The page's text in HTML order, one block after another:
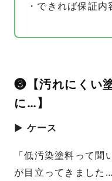
・できれば保証
❸【汚れにくい
に…】
▶ ケース
「低汚染塗料って
が目立ってきました…